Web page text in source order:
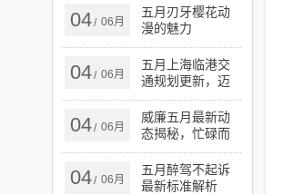
04/ 06月
五月刃牙樱花动
漫的魅力
04/ 06月
五月上海临港交
通规划更新，迈
向智能绿色交通
的未来
04/ 06月
威廉五月最新动
态揭秘，忙碌而
多彩的生活轨迹
04/ 06月
五月醉驾不起诉
最新标准解析